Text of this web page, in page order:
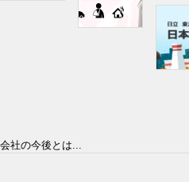
会社の今後とは...